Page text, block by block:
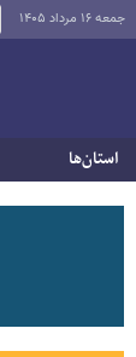
جمعه ۱۶ مرداد ۱۴۰۵
استان‌ها